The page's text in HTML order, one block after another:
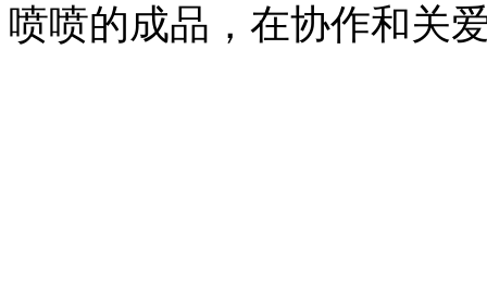
喷喷的成品，在协作和关